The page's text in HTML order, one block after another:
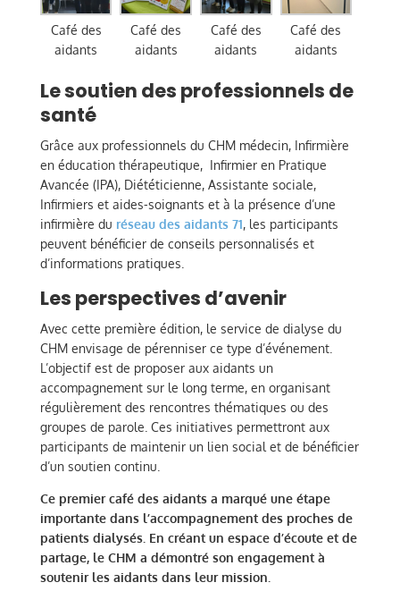
Café des
aidants
Café des
aidants
Café des
aidants
Café des
aidants
Le soutien des professionnels de
santé
Grâce aux professionnels du CHM médecin, Infirmière
en éducation thérapeutique, Infirmier en Pratique
Avancée (IPA), Diététicienne, Assistante sociale,
Infirmiers et aides-soignants et à la présence d’une
infirmière du réseau des aidants 71, les participants
peuvent bénéficier de conseils personnalisés et
d’informations pratiques.
Les perspectives d’avenir
Avec cette première édition, le service de dialyse du
CHM envisage de pérenniser ce type d’événement.
L’objectif est de proposer aux aidants un
accompagnement sur le long terme, en organisant
régulièrement des rencontres thématiques ou des
groupes de parole. Ces initiatives permettront aux
participants de maintenir un lien social et de bénéficier
d’un soutien continu.
Ce premier café des aidants a marqué une étape
importante dans l’accompagnement des proches de
patients dialysés. En créant un espace d’écoute et de
partage, le CHM a démontré son engagement à
soutenir les aidants dans leur mission.